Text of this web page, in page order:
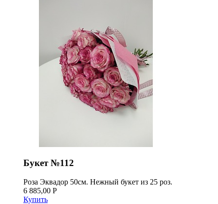
Букет №112
Роза Эквадор 50см. Нежный букет из 25 роз.
6 885,00 Р
Купить